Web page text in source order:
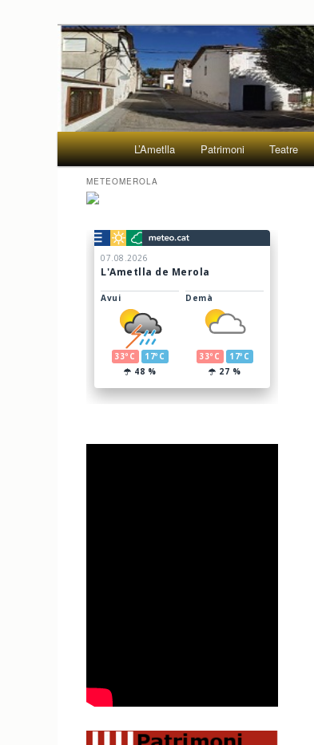
Associació de
Menú
principal
L’Ametlla Patrimoni Teatre
METEOMEROLA